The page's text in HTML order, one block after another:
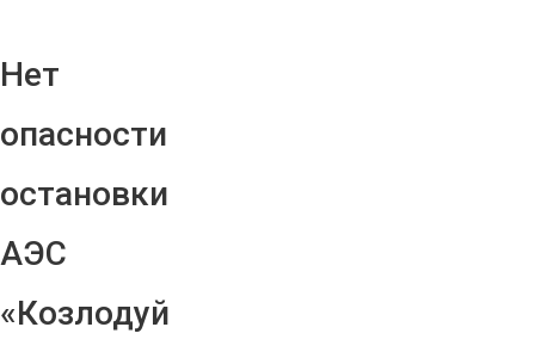
Нет
опасности
остановки
АЭС
«Козлодуй